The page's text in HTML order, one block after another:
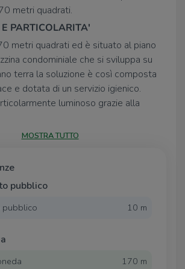
metri quadrati.
PARTICOLARITA'
metri quadrati ed è situato al piano
condominiale che si sviluppa su
terra la soluzione è così composta
e dotata di un servizio igienico.
luminoso grazie alla
e dell’impianto di illuminazione ed
CONTESTO
nel Comune di Agnadello, a
collega il paese ai Comuni limitrofi.
MOSTRA TUTTO
pubblico
pubblico 10 m
170 m